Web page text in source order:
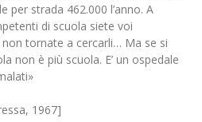
per strada 462.000 l’anno. A
di scuola siete voi
tornate a cercarli… Ma se si
non è più scuola. E’ un ospedale
1967]